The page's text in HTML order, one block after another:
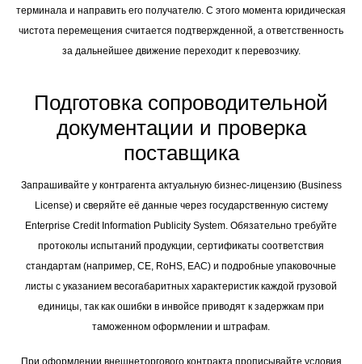
терминала и направить его получателю. С этого момента юридическая
чистота перемещения считается подтвержденной, а ответственность
за дальнейшее движение переходит к перевозчику.
Подготовка сопроводительной
документации и проверка
поставщика
Запрашивайте у контрагента актуальную бизнес-лицензию (Business
License) и сверяйте её данные через государственную систему
Enterprise Credit Information Publicity System. Обязательно требуйте
протоколы испытаний продукции, сертификаты соответствия
стандартам (например, CE, RoHS, EAC) и подробные упаковочные
листы с указанием весогабаритных характеристик каждой грузовой
единицы, так как ошибки в инвойсе приводят к задержкам при
таможенном оформлении и штрафам.
При оформлении внешнеторгового контракта прописывайте условия